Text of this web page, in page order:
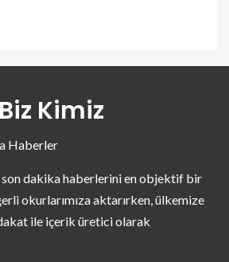
Biz Kimiz
Haberler
son dakika haberlerini en objektif bir
okurlarımıza aktarırken, ülkemize
ile içerik üretici olarak